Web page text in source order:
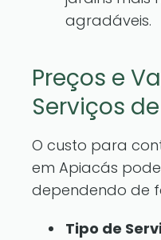
agradáveis.
Preços e
Serviços
O custo para
em Apiacás
dependendo de
Tipo de